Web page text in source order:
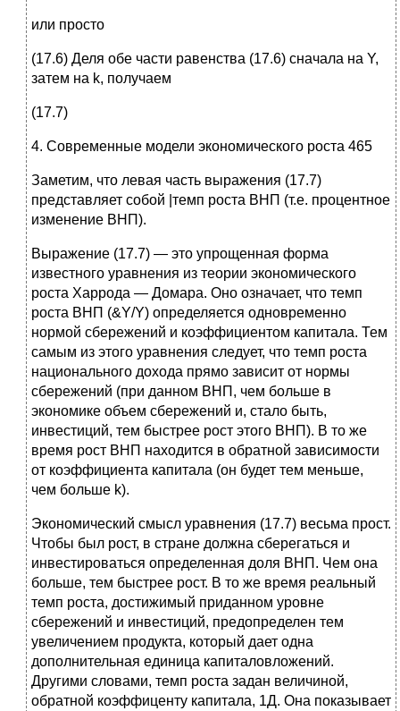
или просто
(17.6) Деля обе части равенства (17.6) сначала на Y,
затем на k, получаем
(17.7)
4. Современные модели экономического роста 465
Заметим, что левая часть выражения (17.7)
представляет собой |темп роста ВНП (т.е. процентное
изменение ВНП).
Выражение (17.7) — это упрощенная форма
известного уравнения из теории экономического
роста Харрода — Домара. Оно означает, что темп
роста ВНП (&Y/Y) определяется одновременно
нормой сбережений и коэффициентом капитала. Тем
самым из этого уравнения следует, что темп роста
национального дохода прямо зависит от нормы
сбережений (при данном ВНП, чем больше в
экономике объем сбережений и, стало быть,
инвестиций, тем быстрее рост этого ВНП). В то же
время рост ВНП находится в обратной зависимости
от коэффициента капитала (он будет тем меньше,
чем больше k).
Экономический смысл уравнения (17.7) весьма прост.
Чтобы был рост, в стране должна сберегаться и
инвестироваться определенная доля ВНП. Чем она
больше, тем быстрее рост. В то же время реальный
темп роста, достижимый приданном уровне
сбережений и инвестиций, предопределен тем
увеличением продукта, который дает одна
дополнительная единица капиталовложений.
Другими словами, темп роста задан величиной,
обратной коэффиценту капитала, 1Д. Она показывает